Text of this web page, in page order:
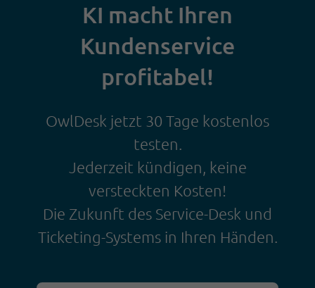
KI macht Ihren
Kundenservice
profitabel!
OwlDesk jetzt 30 Tage kostenlos
testen.
Jederzeit kündigen, keine
versteckten Kosten!
Die Zukunft des Service-Desk und
Ticketing-Systems in Ihren Händen.